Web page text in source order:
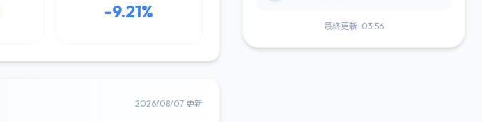
-9.21%
2026/08/07 更新
最終更新: 03:56